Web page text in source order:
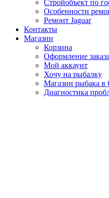
Стройобъект по
Особенности
Ремонт Jaguar
Контакты
Магазин
Корзина
Оформление заказа
Мой аккаунт
Хочу на рыбалку
Магазин рыбака
Диагностика